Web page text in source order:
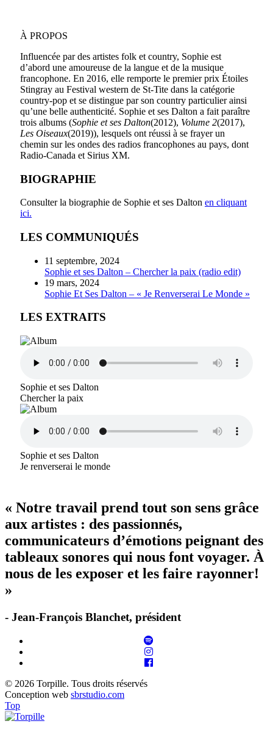
À PROPOS
Influencée par des artistes folk et country, Sophie est
d’abord une amoureuse de la langue et de la musique
francophone. En 2016, elle remporte le premier prix Étoiles
Stingray au Festival western de St-Tite dans la catégorie
country-pop et se distingue par son country particulier ainsi
qu’une belle authenticité. Sophie et ses Dalton a fait paraître
trois albums (Sophie et ses Dalton(2012), Volume 2(2017),
Les Oiseaux(2019)), lesquels ont réussi à se frayer un
chemin sur les ondes des radios francophones au pays, dont
Radio-Canada et Sirius XM.
BIOGRAPHIE
Consulter la biographie de Sophie et ses Dalton en cliquant
ici.
LES COMMUNIQUÉS
11 septembre, 2024
Sophie et ses Dalton – Chercher la paix (radio edit)
19 mars, 2024
Sophie Et Ses Dalton – « Je Renverserai Le Monde »
LES EXTRAITS
Sophie et ses Dalton
Chercher la paix
Sophie et ses Dalton
Je renverserai le monde
« Notre travail prend tout son sens grâce
aux artistes : des passionnés,
communicateurs d’émotions peignant des
tableaux sonores qui nous font voyager. À
nous de les exposer et les faire rayonner!
»
- Jean-François Blanchet, président
© 2026 Torpille. Tous droits réservés
Conception web sbrstudio.com
Top